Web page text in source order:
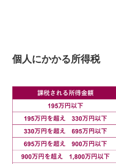
個人にかかる所得税